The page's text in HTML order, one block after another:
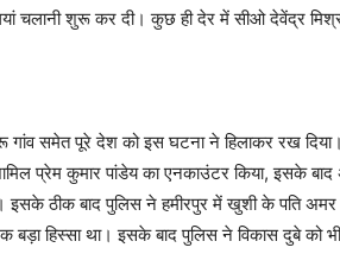
चलानी शुरू कर दी। कुछ ही देर में सीओ देवेंद्र
समेत पूरे देश को इस घटना ने हिलाकर रख
प्रेम कुमार पांडेय का एनकाउंटर किया, इसके
ठीक बाद पुलिस ने हमीरपुर में खुशी के पति अमर
बड़ा हिस्सा था। इसके बाद पुलिस ने विकास दुबे को